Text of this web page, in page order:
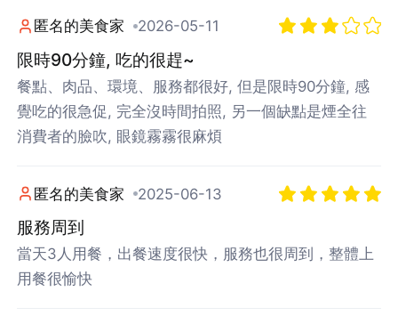
匿名的美食家 2026-05-11
限時90分鐘, 吃的很趕~
餐點、肉品、環境、服務都很好, 但是限時90分鐘, 感
覺吃的很急促, 完全沒時間拍照, 另一個缺點是煙全往
消費者的臉吹, 眼鏡霧霧很麻煩
匿名的美食家 2025-06-13
服務周到
當天3人用餐，出餐速度很快，服務也很周到，整體上
用餐很愉快